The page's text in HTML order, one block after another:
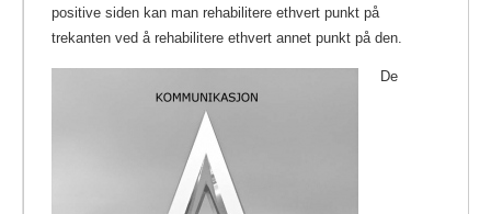
positive siden kan man rehabilitere ethvert punkt på
trekanten ved å rehabilitere ethvert annet punkt på den.
De